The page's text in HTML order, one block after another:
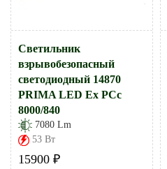
Светильник
взрывобезопасный
светодиодный 14870
PRIMA LED Ex PCc
8000/840
7080 Lm
53 Вт
15900 ₽